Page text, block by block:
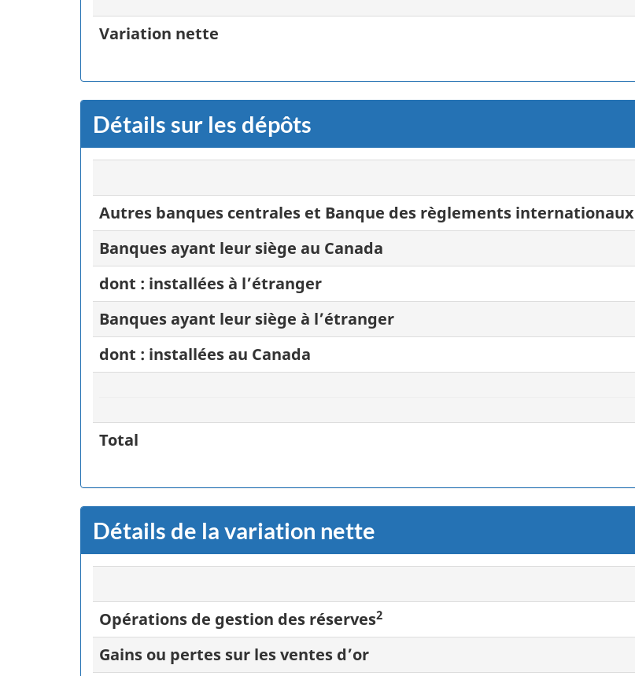
Variation nette
Détails sur les dépôts
Autres banques centrales et Banque des règlements internationaux
Banques ayant leur siège au Canada
dont : installées à l’étranger
Banques ayant leur siège à l’étranger
dont : installées au Canada
Total
Détails de la variation nette
Opérations de gestion des réserves2
Gains ou pertes sur les ventes d’or